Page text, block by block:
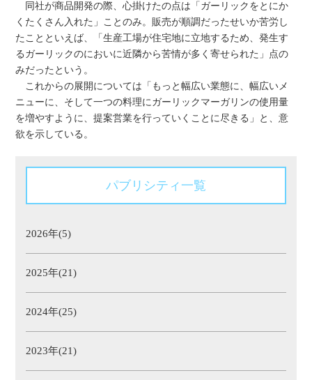
同社が商品開発の際、心掛けたの点は「ガーリックをとにか
くたくさん入れた」ことのみ。販売が順調だったせいか苦労し
たことといえば、「生産工場が住宅地に立地するため、発生す
るガーリックのにおいに近隣から苦情が多く寄せられた」点の
みだったという。
これからの展開については「もっと幅広い業態に、幅広いメ
ニューに、そして一つの料理にガーリックマーガリンの使用量
を増やすように、提案営業を行っていくことに尽きる」と、意
欲を示している。
パブリシティ一覧
2026年(5)
2025年(21)
2024年(25)
2023年(21)